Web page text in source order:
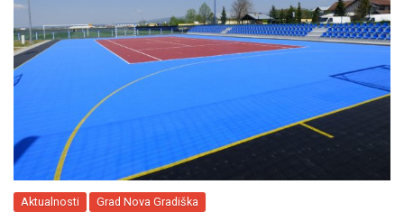
Aktualnosti Grad Nova Gradiška